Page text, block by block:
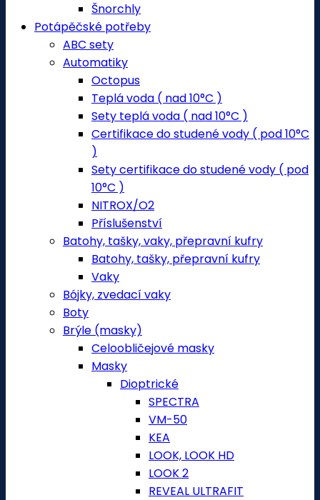
Šnorchly
Potápěčské potřeby
ABC sety
Automatiky
Octopus
Teplá voda ( nad 10°C )
Sety teplá voda ( nad 10°C )
Certifikace do studené vody ( pod 10°C
)
Sety certifikace do studené vody ( pod
10°C )
NITROX/O2
Příslušenství
Batohy, tašky, vaky, přepravní kufry
Batohy, tašky, přepravní kufry
Vaky
Bójky, zvedací vaky
Boty
Brýle (masky)
Celoobličejové masky
Masky
Dioptrické
SPECTRA
VM-50
KEA
LOOK, LOOK HD
LOOK 2
REVEAL ULTRAFIT